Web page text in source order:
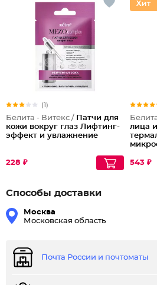
(1)
Белита - Витекс / Патчи для
кожи вокруг глаз Лифтинг-
эффект и увлажнение
228 ₽
лица
Therm
543 ₽
Способы доставки
Москва
Московская область
Почта России и почтоматы